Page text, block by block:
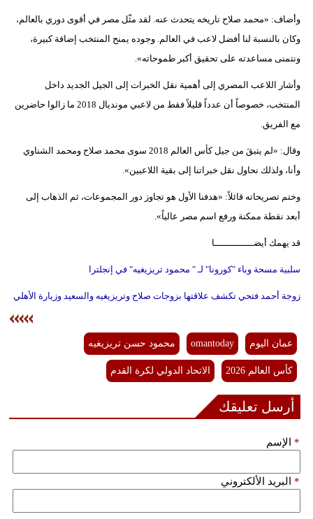
وأضاف: «محمد صلاح تاريخه يتحدث عنه. لقد مثّل مصر في أقوى دوري بالعالم،
وكان بالنسبة لنا أفضل لاعب في العالم. وجوده يمنح المنتخب إضافة كبيرة،
ونتمنى مساعدته على تحقيق أكبر طموحاته».
وأشار اللاعب المصري إلى أهمية نقل الخبرات إلى الجيل الجديد داخل
المنتخب، خصوصاً أن عدداً قليلاً فقط من لاعبي مونديال 2018 ما زالوا حاضرين
مع الفريق.
وقال: «لم يتبقَ من جيل كأس العالم 2018 سوى محمد صلاح ومحمد الشناوي
وأنا، ولذلك نحاول نقل خبراتنا إلى بقية اللاعبين».
وختم تصريحاته قائلاً: «هدفنا الأول هو تجاوز دور المجموعات، ثم الذهاب إلى
أبعد نقطة ممكنة ورفع اسم مصر عالياً».
قد يهمك أيضــــــــــــــا
سلبية مسحة وباء "كورونا" لـ " محمود تريزيغيه" في إنجلترا
زوجة أحمد فتحي تكشف علاقتها بزوجات صلاح وتريزيغيه والسعيد وزيارة الأهلي
عمان اليوم omantoday محمود حسن تريزيغيه
كأس العالم 2026 الاتحاد الدولي لكرة القدم
أرسل تعليقك
الإسم *
البريد الألكتروني *